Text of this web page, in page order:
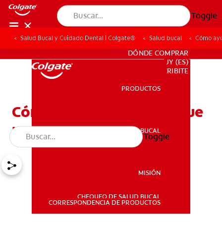
Toggle
SALUD BUCAL
PARA PROFESIONALES
DÓNDE COMPRAR
UY (ES)
SUSCRIBITE
PRODUCTOS
SALUD BUCAL
MISIÓN
CHEQUEO DE SALUD BUCAL
CORRESPONDENCIA DE PRODUCTOS
Toggle
Salud Bucal y Cuidado Dental | Colgate® Salud bucal Cómo
Cómo ayudar a un niño que
no se lava los dientes